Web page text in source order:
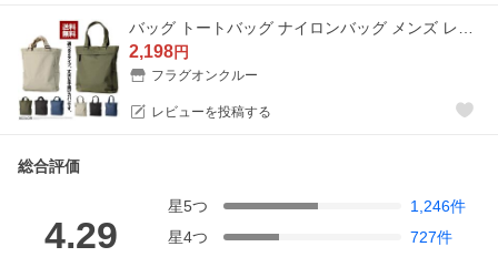
2,198円
フラグオンクルー
レビューを投稿する
総合評価
4.29
星5つ 1,246件
星4つ 727件